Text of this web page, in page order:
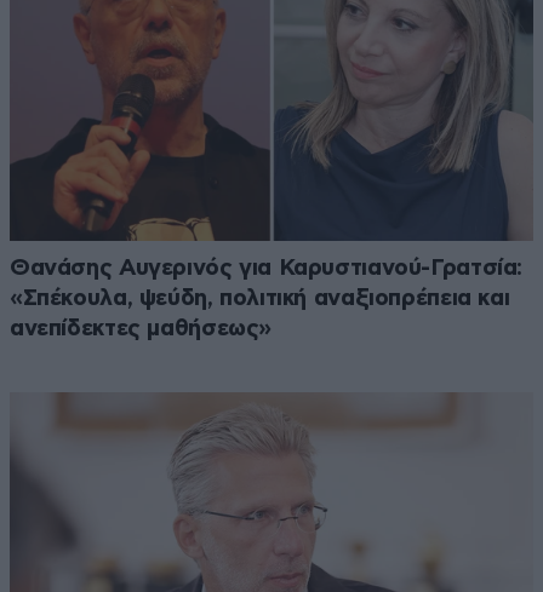
Θανάσης Αυγερινός για Καρυστιανού-Γρατσία:
«Σπέκουλα, ψεύδη, πολιτική αναξιοπρέπεια και
ανεπίδεκτες μαθήσεως»